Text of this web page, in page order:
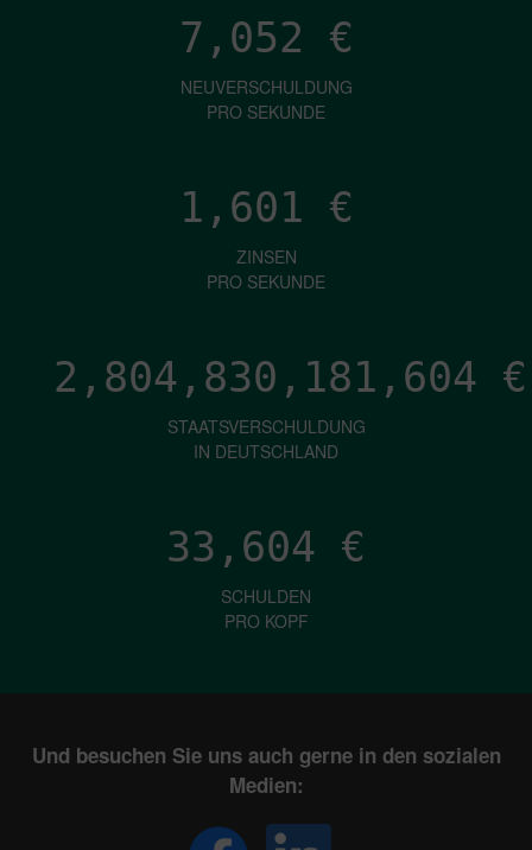
7,052 €
NEUVERSCHULDUNG
PRO SEKUNDE
1,601 €
ZINSEN
PRO SEKUNDE
2,804,830,185,807 €
STAATSVERSCHULDUNG
IN DEUTSCHLAND
33,604 €
SCHULDEN
PRO KOPF
Und besuchen Sie uns auch gerne in den sozialen
Medien: